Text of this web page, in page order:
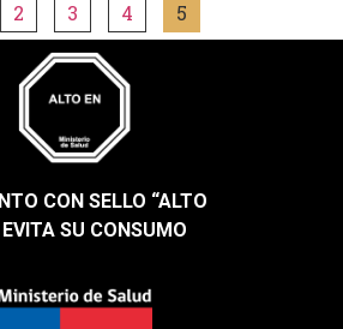
2 3 4 5
CON SELLO “ALTO
EVITA SU CONSUMO​